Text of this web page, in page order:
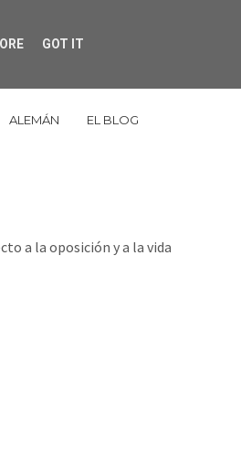
ALEMÁN EL BLOG
a la oposición y a la vida
GOT IT